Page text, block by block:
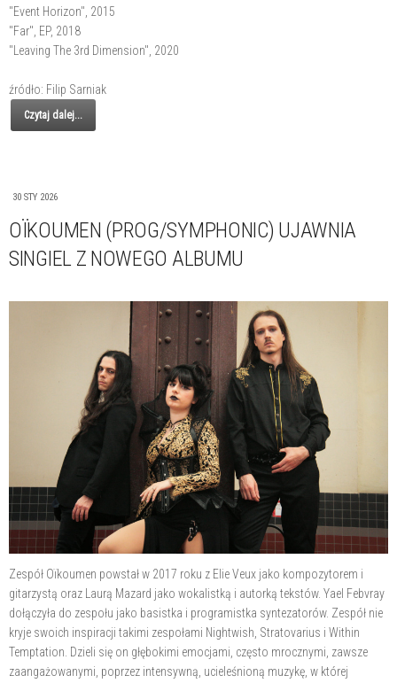
"Event Horizon", 2015
"Far", EP, 2018
"Leaving The 3rd Dimension", 2020
źródło: Filip Sarniak
Czytaj dalej...
30 STY 2026
OÏKOUMEN (PROG/SYMPHONIC) UJAWNIA
SINGIEL Z NOWEGO ALBUMU
Zespół Oïkoumen powstał w 2017 roku z Elie Veux jako kompozytorem i
gitarzystą oraz Laurą Mazard jako wokalistką i autorką tekstów. Yael Febvray
dołączyła do zespołu jako basistka i programistka syntezatorów. Zespół nie
kryje swoich inspiracji takimi zespołami Nightwish, Stratovarius i Within
Temptation. Dzieli się on głębokimi emocjami, często mrocznymi, zawsze
zaangażowanymi, poprzez intensywną, ucieleśnioną muzykę, w której